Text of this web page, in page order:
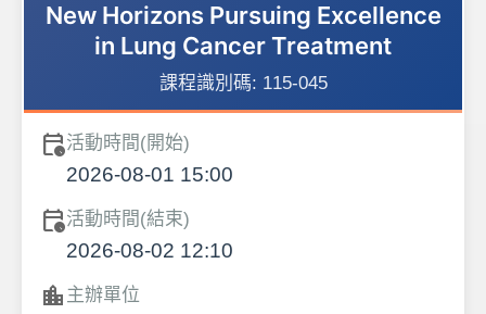
New Horizons Pursuing Excellence
in Lung Cancer Treatment
課程識別碼: 115-045
calendar_clock活動時間(開始)
2026-08-01 15:00
calendar_clock活動時間(結束)
2026-08-02 12:10
location_city 主辦單位